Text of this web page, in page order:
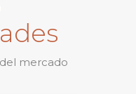
mercado